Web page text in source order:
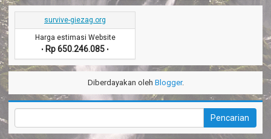
survive-giezag.org
Harga estimasi Website
• Rp 650.246.085 •
Diberdayakan oleh Blogger.